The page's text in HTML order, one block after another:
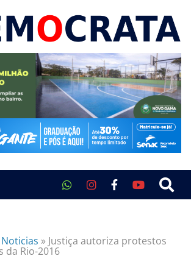
» Justiça autoriza protestos
da Rio-2016